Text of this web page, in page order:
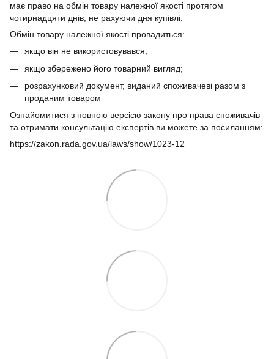
має право на обмін товару належної якості протягом
чотирнадцяти днів, не рахуючи дня купівлі.
Обмін товару належної якості провадиться:
якщо він не використовувався;
якщо збережено його товарний вигляд;
розрахунковий документ, виданий споживачеві разом з
проданим товаром
Ознайомитися з повною версією закону про права споживачів
та отримати консультацію експертів ви можете за посиланням:
https://zakon.rada.gov.ua/laws/show/1023-12